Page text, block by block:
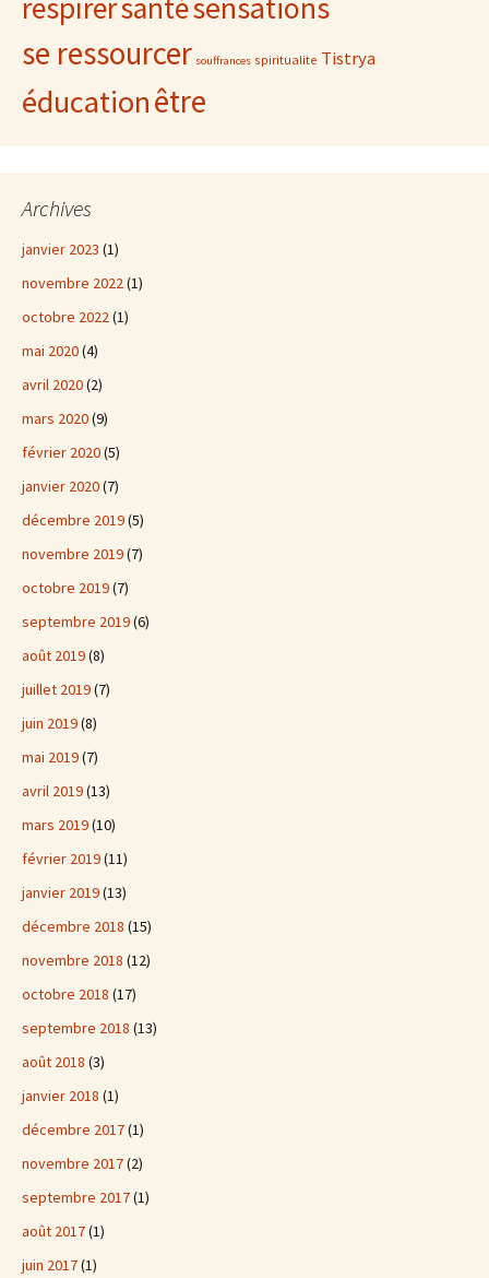
respirersanté
se ressourcer souffrances spiritualite Tistrya
éducationêtre
Archives
janvier 2023 (1)
novembre 2022(1)
octobre 2022(1)
mai 2020(4)
avril 2020(2)
mars 2020(9)
février 2020(5)
janvier 2020(7)
décembre 2019(5)
novembre 2019(7)
octobre 2019(7)
septembre 2019(6)
août 2019(8)
juillet 2019(7)
juin 2019(8)
mai 2019(7)
avril 2019(13)
mars 2019(10)
février 2019(11)
janvier 2019(13)
décembre 2018 (15)
novembre 2018 (12)
octobre 2018 (17)
septembre 2018 (13)
août 2018 (3)
janvier 2018 (1)
décembre 2017(1)
novembre 2017(2)
septembre 2017(1)
août 2017(1)
juin 2017(1)